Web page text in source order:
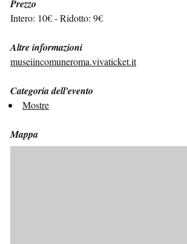
Prezzo
Intero: 10€ - Ridotto: 9€
Altre informazioni
museiincomuneroma.vivaticket.it
Categoria dell'evento
Mostre
Mappa